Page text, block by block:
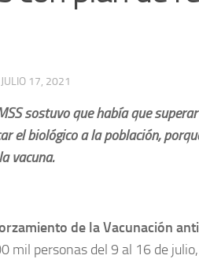
JULIO 17, 2021
sostuvo que había que
el biológico a la población,
vacuna.
de la Vacunación
mil personas del 9 al 16 de